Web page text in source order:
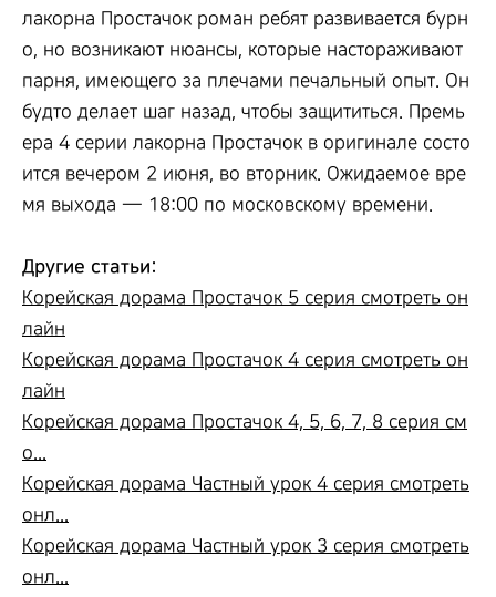
лакорна Простачок роман ребят развивается бурн
о, но возникают нюансы, которые настораживают
парня, имеющего за плечами печальный опыт. Он
будто делает шаг назад, чтобы защититься. Премь
ера 4 серии лакорна Простачок в оригинале состо
ится вечером 2 июня, во вторник. Ожидаемое вре
мя выхода — 18:00 по московскому времени.
Другие статьи:
Корейская дорама Простачок 5 серия смотреть он
лайн
Корейская дорама Простачок 4 серия смотреть он
лайн
Корейская дорама Простачок 4, 5, 6, 7, 8 серия см
о...
Корейская дорама Частный урок 4 серия смотреть
онл...
Корейская дорама Частный урок 3 серия смотреть
онл...